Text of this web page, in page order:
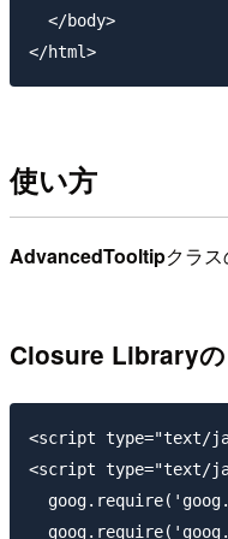
  </body>
使い方
AdvancedTooltipクラ
Closure Library
<script type="text/
<script type="text/